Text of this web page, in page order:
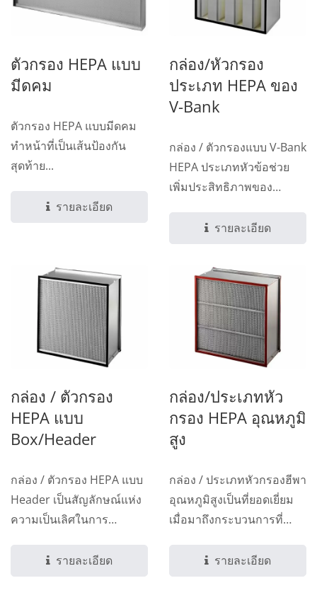
ตัวกรอง HEPA แบบ
มีดคม
ตัวกรอง HEPA แบบมีดคม
ทำหน้าที่เป็นเส้นป้องกัน
สุดท้าย...
รายละเอียด
กล่อง/หัวกรอง
ประเภท HEPA ของ
V-Bank
กล่อง / ตัวกรองแบบ V-Bank
HEPA ประเภทหัวข้อช่วย
เพิ่มประสิทธิภาพของ
รายละเอียด
กล่อง / ตัวกรอง
HEPA แบบ
Box/Header
กล่อง / ตัวกรอง HEPA แบบ
Header เป็นสัญลักษณ์แห่ง
ความเป็นเลิศในการ
บริสุทธิ์... รายละเอียด
กล่อง/ประเภทหัว
กรอง HEPA อุณหภูมิ
สูง
กล่อง / ประเภทหัวกรองฮีพา
อุณหภูมิสูงเป็นที่ยอดเยี่ยม
เมื่อมาถึงกระบวนการที่
รายละเอียด